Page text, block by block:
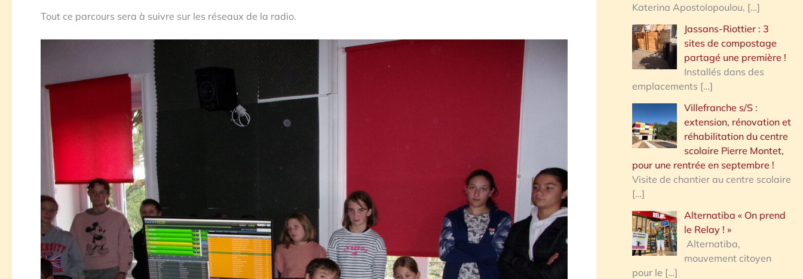
Tout ce parcours sera à suivre sur les réseaux de la radio.
Katerina Apostolopoulou, […]
Jassans-Riottier : 3
sites de compostage
partagé une première !
Installés dans des
emplacements […]
Villefranche s/S :
extension, rénovation et
réhabilitation du centre
scolaire Pierre Montet,
pour une rentrée en septembre !
Visite de chantier au centre scolaire
[…]
Alternatiba « On prend
le Relay ! »
Alternatiba,
mouvement citoyen
pour le […]